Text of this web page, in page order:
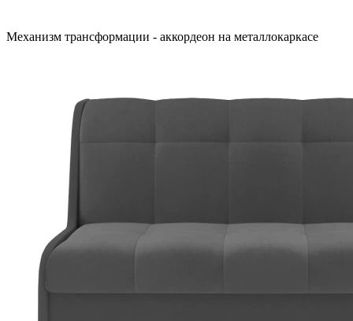
Механизм трансформации - аккордеон на металлокаркасе